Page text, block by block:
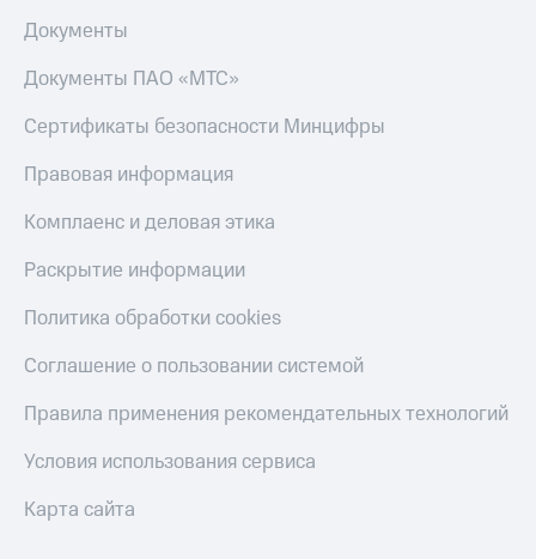
Документы
Документы ПАО «МТС»
Сертификаты безопасности Минцифры
Правовая информация
Комплаенс и деловая этика
Раскрытие информации
Политика обработки cookies
Соглашение о пользовании системой
Правила применения рекомендательных технологий
Условия использования сервиса
Карта сайта